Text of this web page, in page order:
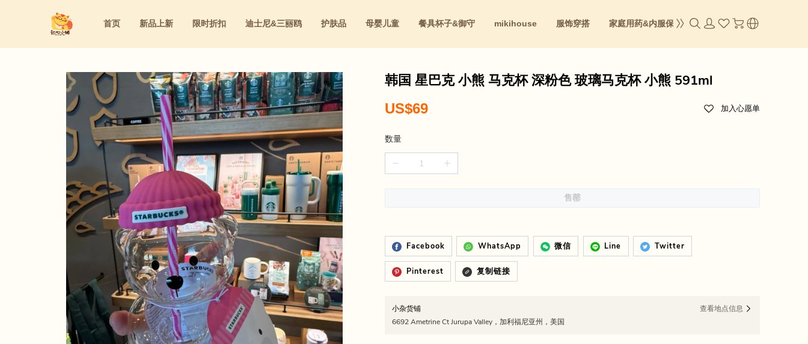
三丽鸥
水乳&精华&眼霜&面霜
防晒&隔离&妆前乳
美容仪&美容工具&美妆道具
面膜&眼膜
内服保养
眼线&腮红&眼影&遮瑕&睫毛膏&口红
洗护&身体护理&女性护理
首页 新品上新 限时折扣 迪士尼&三丽鸥
三丽鸥
护肤品
水乳&精华&眼霜&面霜
防晒&隔离&妆前乳
美容仪&美容工具&美妆道具
面膜&眼膜
母婴儿童 餐具杯子&御守 mikihouse 服饰穿搭 家庭用药&内服保养
内服保养
成人零食 身体&彩妆
眼线&腮红&眼影&遮瑕&睫毛膏&口红
洗护&身体护理&女性护理
韩国 星巴克 小熊 马克杯 深粉色 玻璃马克杯 小熊 591ml
US$69 加入心愿单
数量
售罄
Facebook WhatsApp 微信 Line Twitter
Pinterest 复制链接
小杂货铺
6692 Ametrine Ct Jurupa Valley，加利福尼亚州，美国
查看地点信息